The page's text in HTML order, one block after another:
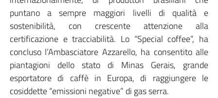
puntano a sempre maggiori livelli di qualità e
sostenibilità, con crescente attenzione alla
certificazione e tracciabilità. Lo “Special coffee”, ha
concluso l’Ambasciatore Azzarello, ha consentito alle
piantagioni dello stato di Minas Gerais, grande
esportatore di caffè in Europa, di raggiungere le
cosiddette “emissioni negative” di gas serra.